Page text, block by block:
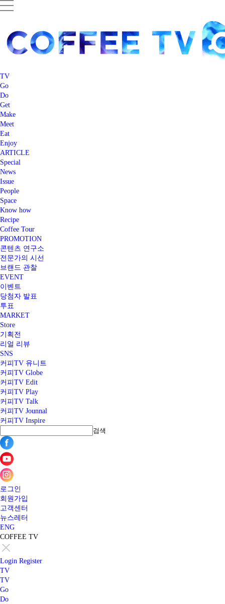
TV
Go
Do
Get
Make
Meet
Eat
Enjoy
ARTICLE
Special
News
Issue
People
Space
Know how
Recipe
Coffee Tour
PROMOTION
콘텐츠 연구소
전문가의 시선
브랜드 관찰
EVENT
이벤트
당첨자 발표
투표
MARKET
Store
기획전
리얼 리뷰
SNS
커피TV 유니트
커피TV Globe
커피TV Edit
커피TV Play
커피TV Talk
커피TV Jounnal
커피TV Inspire
검색
로그인
회원가입
고객센터
뉴스레터
ENG
COFFEE TV
Login Register
TV
TV
Go
Do